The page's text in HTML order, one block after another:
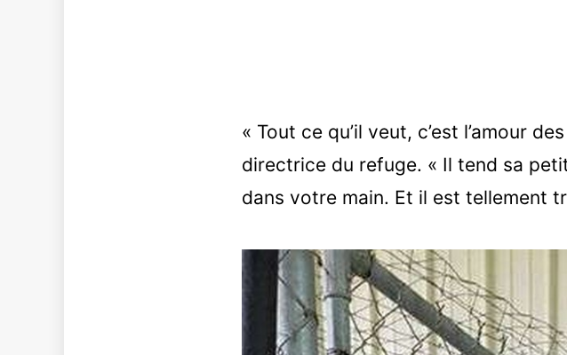
« Tout ce qu’il veut, c’est l’amour
directrice du refuge. « Il tend sa
dans votre main. Et il est tellement